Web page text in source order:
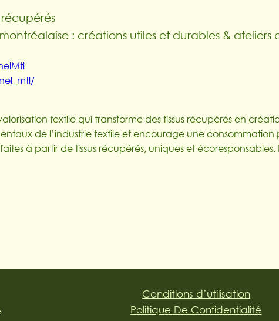
récupérés
: créations utiles et durables & ateliers
textile qui transforme des tissus récupérés en
de l’industrie textile et encourage une consommation
à partir de tissus récupérés, uniques et
Conditions d’utilisation
Politique De Confidentialité